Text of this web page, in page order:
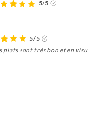
5/5
5/5
plats sont très bon et en